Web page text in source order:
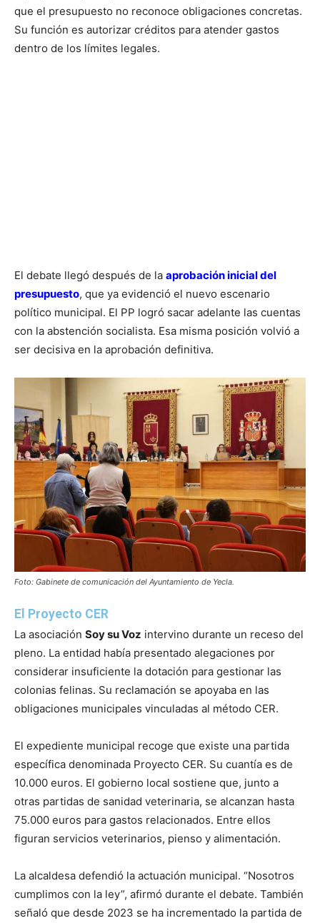
que el presupuesto no reconoce obligaciones concretas.
Su función es autorizar créditos para atender gastos
dentro de los límites legales.
El debate llegó después de la aprobación inicial del
presupuesto, que ya evidenció el nuevo escenario
político municipal. El PP logró sacar adelante las cuentas
con la abstención socialista. Esa misma posición volvió a
ser decisiva en la aprobación definitiva.
Foto: Gabinete de comunicación del Ayuntamiento de Yecla.
El Proyecto CER
La asociación Soy su Voz intervino durante un receso del
pleno. La entidad había presentado alegaciones por
considerar insuficiente la dotación para gestionar las
colonias felinas. Su reclamación se apoyaba en las
obligaciones municipales vinculadas al método CER.
El expediente municipal recoge que existe una partida
específica denominada Proyecto CER. Su cuantía es de
10.000 euros. El gobierno local sostiene que, junto a
otras partidas de sanidad veterinaria, se alcanzan hasta
75.000 euros para gastos relacionados. Entre ellos
figuran servicios veterinarios, pienso y alimentación.
La alcaldesa defendió la actuación municipal. “Nosotros
cumplimos con la ley”, afirmó durante el debate. También
señaló que desde 2023 se ha incrementado la partida de